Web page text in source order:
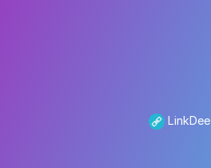
LinkDee